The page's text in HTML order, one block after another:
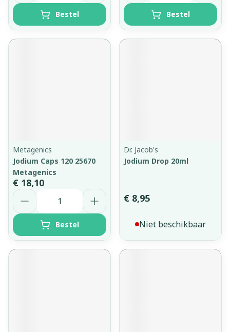
Bestel Bestel
Metagenics
Jodium Caps 120 25670
Metagenics
€ 18,10
Aantal
Bestel
Dr. Jacob's
Jodium Drop 20ml
€ 8,95
Niet beschikbaar